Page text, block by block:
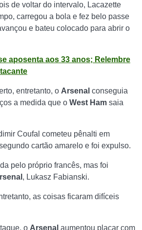
de voltar do intervalo, Lacazette
carregou a bola e fez belo passe
e bateu colocado para abrir o
aposenta aos 33 anos; Relembre
entretanto, o Arsenal conseguia
a medida que o West Ham saia
Coufal cometeu pênalti em
cartão amarelo e foi expulso.
pelo próprio francês, mas foi
, Lukasz Fabianski.
as coisas ficaram difíceis
o Arsenal aumentou placar com